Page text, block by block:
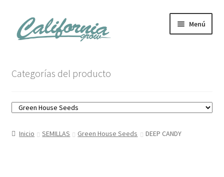
al
contenido
Menú
Carrito
Mi cuenta
Categorías del producto
Inicio SEMILLAS Green House Seeds DEEP CANDY